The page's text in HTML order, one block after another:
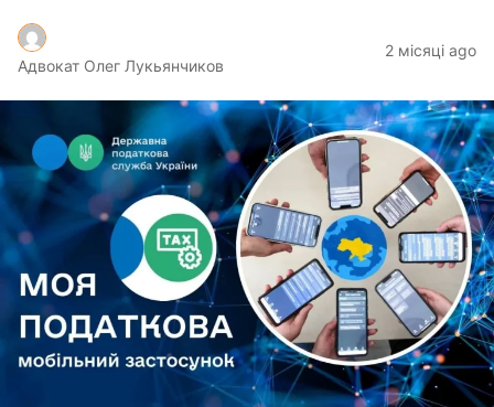
Адвокат Олег Лукьянчиков
2 місяці ago